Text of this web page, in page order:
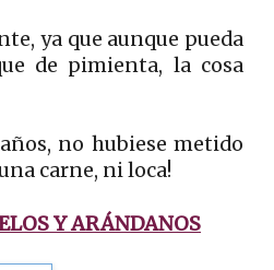
ya que aunque pueda
de pimienta, la cosa
no hubiese metido
carne, ni loca!
Y ARÁNDANOS